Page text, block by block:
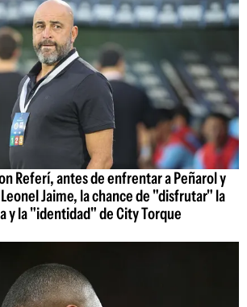
Referí, antes de enfrentar a Peñarol y
Jaime, la chance de "disfrutar" la
y la "identidad" de City Torque